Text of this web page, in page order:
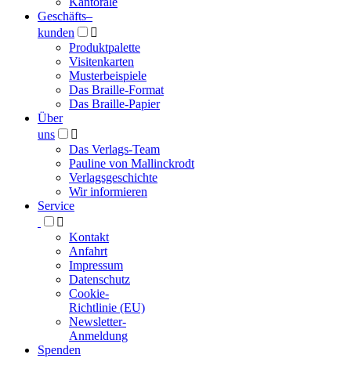
Geschäfts­–
kunden

Produktpalette
Visitenkarten
Musterbeispiele
Das Braille-Format
Das Braille-Papier
Über
uns

Das Verlags-Team
Pauline von Mallinckrodt
Verlagsgeschichte
Wir informieren
Service

Kontakt
Anfahrt
Impressum
Datenschutz
Cookie-
Richtlinie (EU)
Newsletter-
Anmeldung
Spenden